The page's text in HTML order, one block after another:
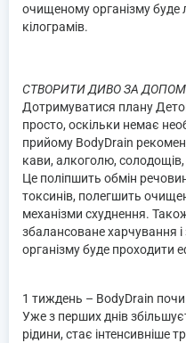
очищеному організму буде
кілограмів.
СТВОРИТИ ДИВО ЗА
Дотримуватися плану
просто, оскільки немає
прийому BodyDrain
кави, алкоголю,
Це поліпшить обмін
токсинів, полегшить
механізми схуднення.
збалансоване харчування
організму буде проходити
1 тиждень – BodyDrain
Уже з перших днів
рідини, стає інтенсивніше